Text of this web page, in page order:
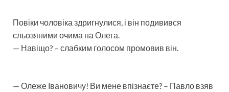
Повіки чоловіка здригнулися, і він подивився
сльозяними очима на Олега.
— Навіщо? – слабким голосом промовив він.
— Олеже Івановичу! Ви мене впізнаєте? – Павло взяв